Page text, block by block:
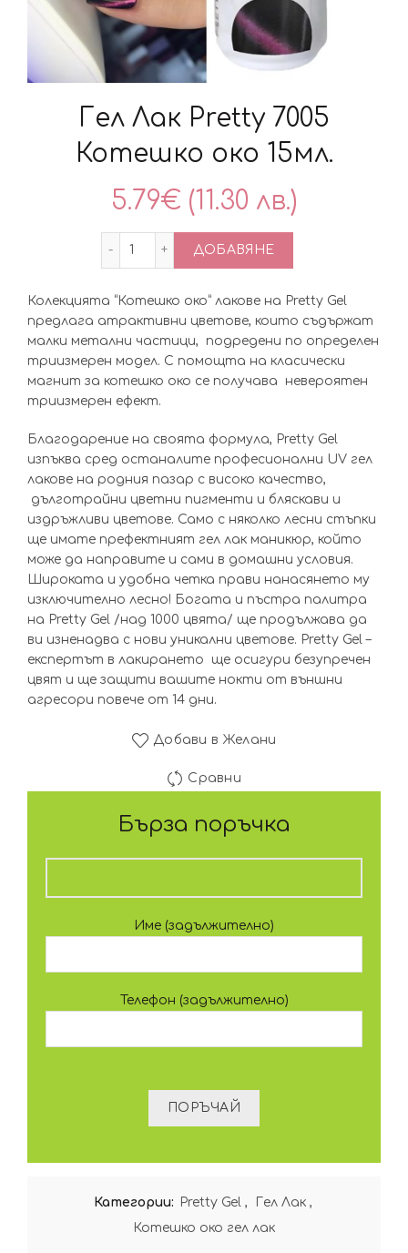
Гел Лак Pretty 7005
Котешко око 15мл.
5.79€ (11.30 лв.)
количество за Гел Лак Pretty 7005
ДОБАВЯНЕ
Колекцията “Котешко око” лакове на Pretty Gel
предлага атрактивни цветове, които съдържат
малки метални частици, подредени по определен
триизмерен модел. С помощта на класически
магнит за котешко око се получава невероятен
триизмерен ефект.
Благодарение на своята формула, Pretty Gel
изпъква сред останалите професионални UV гел
лаковe на родния пазар с високо качество,
дълготрайни цветни пигменти и бляскави и
издръжливи цветове. Само с няколко лесни стъпки
ще имате префектният гел лак маникюр, който
може да направите и сами в домашни условия.
Широката и удобна четка прави нанасянето му
изключително лесно! Богата и пъстра палитра
на Pretty Gel /над 1000 цвята/ ще продължава да
ви изненадва с нови уникални цветове. Pretty Gel –
експертът в лакирането ще осигури безупречен
цвят и ще защити вашите нокти от външни
агресори повече от 14 дни.
Добави в Желани
Сравни
Бърза поръчка
Име (задължително)
Телефон (задължително)
Категории: Pretty Gel , Гел Лак ,
Котешко око гел лак